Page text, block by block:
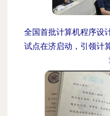
全国首批计算机程序设
试点在济启动，引领计
更新时间：